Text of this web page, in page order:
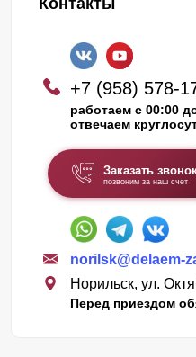
+7 (958) 578-
работаем с 00:00
отвечаем
Заказать
позвоним за наш счет
norilsk@delaem-
Норильск, ул.
Перед приездом